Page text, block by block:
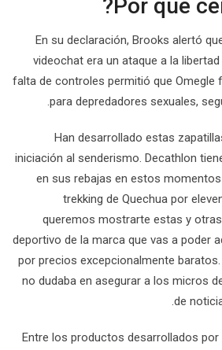
En su declaración, Brooks alertó
videochat era un ataque a la
falta de controles permitió que Omegle
para depredadores sexuales,
Han desarrollado estas
iniciación al senderismo. Decathlon
en sus rebajas en estos
trekking de Quechua por
queremos mostrarte estas y
deportivo de la marca que vas a poder
por precios excepcionalmente
no dudaba en asegurar a los micros
de
Entre los productos desarrollados por